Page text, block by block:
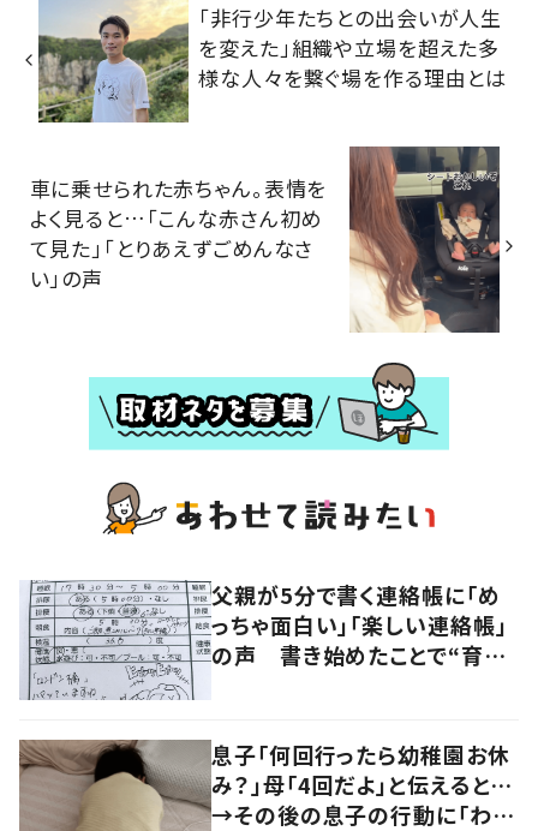
「非行少年たちとの出会いが人生
を変えた」組織や立場を超えた多
様な人々を繋ぐ場を作る理由とは
車に乗せられた赤ちゃん。表情を
よく見ると…「こんな赤さん初め
て見た」「とりあえずごめんなさ
い」の声
父親が5分で書く連絡帳に「め
っちゃ面白い」「楽しい連絡帳」
の声 書き始めたことで“育児
息子「何回行ったら幼稚園お休
み？」母「4回だよ」と伝えると…
→その後の息子の行動に「わか